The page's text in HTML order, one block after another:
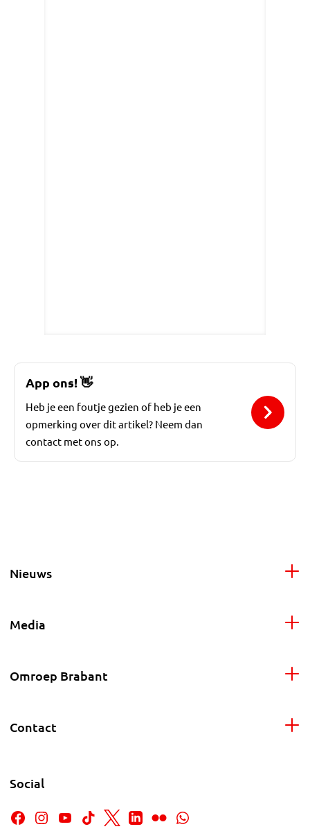
App ons!👋
Heb je een foutje gezien of heb je een
opmerking over dit artikel? Neem dan
contact met ons op.
Nieuws
Media
Omroep Brabant
Contact
Social